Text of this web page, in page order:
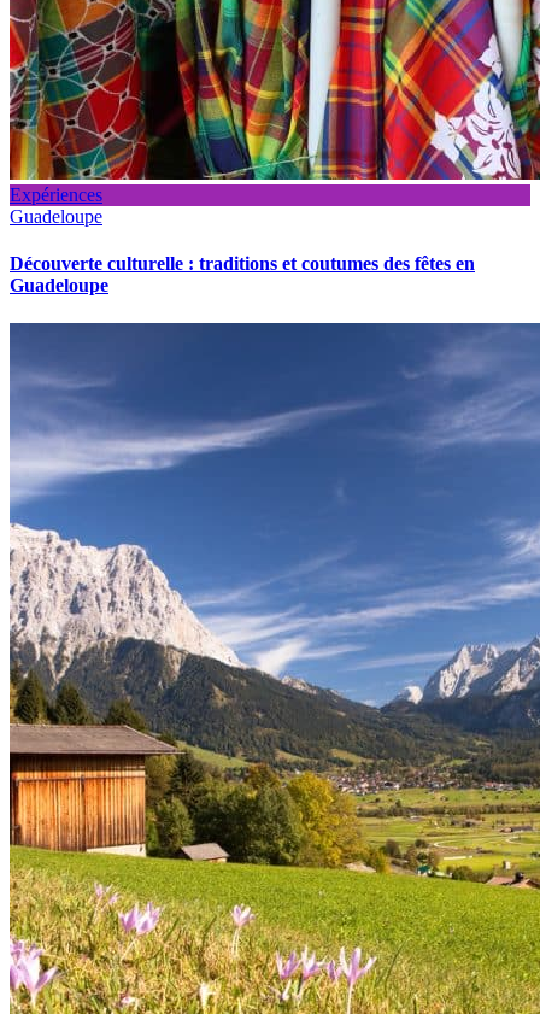
Expériences
Guadeloupe
Découverte culturelle : traditions et coutumes des fêtes en
Guadeloupe